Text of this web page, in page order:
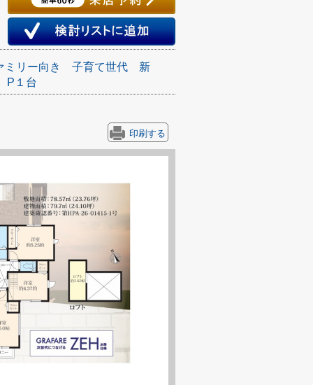
ミリー向き 子育て世代
新
P１台
印刷する